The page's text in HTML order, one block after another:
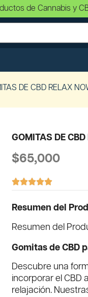
de Cannabis y
DE CBD RELAX
GOMITAS DE
$65,000

Resumen del
Resumen del
Gomitas de CBD
Descubre una
incorporar el CBD
relajación.